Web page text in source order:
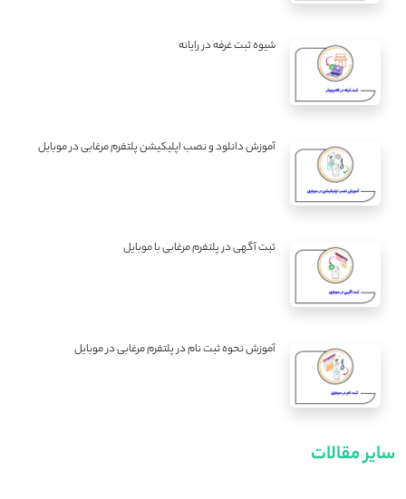
شیوه ثبت غرفه در رایانه
آموزش دانلود و نصب اپلیکیشن پلتفرم مرغابی در موبایل
ثبت آگهی در پلتفرم مرغابی با موبایل
آموزش نحوه ثبت نام در پلتفرم مرغابی در موبایل
سایر مقالات